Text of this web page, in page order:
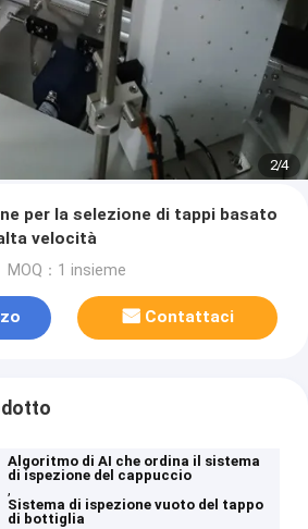
2/4
per la selezione di tappi basato
velocità
MOQ：1 insieme
Contattaci
Algoritmo di AI che ordina il sistema
di ispezione del cappuccio
,
Sistema di ispezione vuoto del tappo
di bottiglia